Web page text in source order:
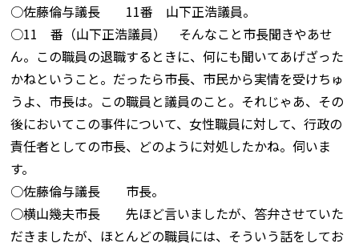
○佐藤倫与議長 11番 山下正浩議員。
○11 番（山下正浩議員） そんなこと市長聞きやあせ
ん。この職員の退職するときに、何にも聞いてあげざった
かねということ。だったら市長、市民から実情を受けちゅ
うよ、市長は。この職員と議員のこと。それじゃあ、その
後においてこの事件について、女性職員に対して、行政の
責任者としての市長、どのように対処したかね。伺いま
す。
○佐藤倫与議長 市長。
○横山幾夫市長 先ほど言いましたが、答弁させていた
だきましたが、ほとんどの職員には、そういう話をしてお